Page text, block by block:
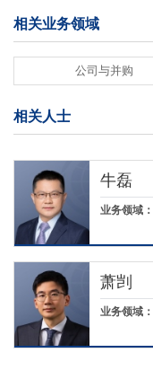
相关业务领域
公司与并购
相关人士
牛磊
业务领域：
萧剀
业务领域：